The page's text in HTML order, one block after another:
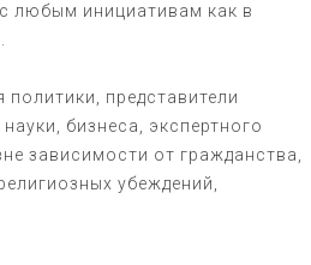
любым инициативам как в
представители
бизнеса, экспертного
зависимости от гражданства,
убеждений,